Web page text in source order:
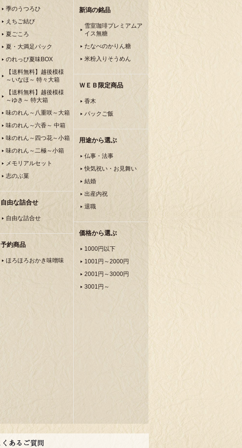
季のうつろひ
えちご結び
夏ごころ
夏・大満足パック
のれっぴ夏味BOX
【送料無料】越後模様
～いなほ～ 特々大箱
【送料無料】越後模様
～ゆき～ 特大箱
味のれん～八重咲～大箱
味のれん～六香～ 中箱
味のれん～四つ花～小箱
味のれん～二極～小箱
メモリアルセット
志のぶ菓
自由な詰合せ
自由な詰合せ
予約商品
ほろほろおかき味噌味
新潟の銘品
雪室珈琲プレミアムア
イス無糖
たなべのかりん糖
米粉入りそうめん
ＷＥＢ限定商品
香木
パックご飯
用途から選ぶ
仏事・法事
快気祝い・お見舞い
結婚
出産内祝
退職
価格から選ぶ
1000円以下
1001円～2000円
2001円～3000円
3001円～